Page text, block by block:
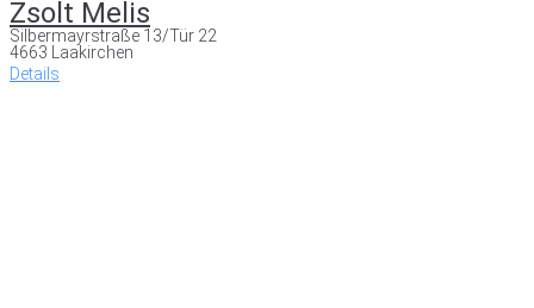
Zsolt Melis
Silbermayrstraße 13/Tür 22
4663 Laakirchen
Details